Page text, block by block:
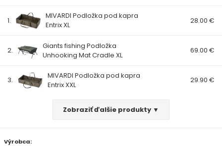
1.
MIVARDI Podložka pod kapra
Entrix XL
28.00 €
2.
Giants fishing Podložka
Unhooking Mat Cradle XL
69.00 €
3.
MIVARDI Podložka pod kapra
Entrix XXL
29.90 €
Zobraziť ďalšie produkty ▼
Výrobca:
AKCIOVÝ CAMPING
PRÚTY
KAPROVÉ PRÚTY
TELESKOPICKÉ PRÚTY